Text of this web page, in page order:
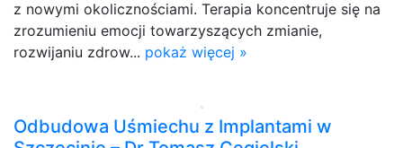
z nowymi okolicznościami. Terapia koncentruje się na
zrozumieniu emocji towarzyszących zmianie,
rozwijaniu zdrow... pokaż więcej »
Odbudowa Uśmiechu z Implantami w